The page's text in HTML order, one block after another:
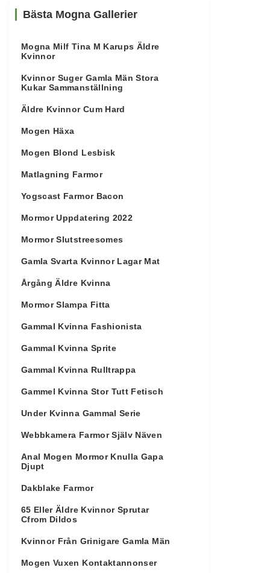
Bästa Mogna Gallerier
Mogna Milf Tina M Karups Äldre
Kvinnor
Kvinnor Suger Gamla Män Stora
Kukar Sammanställning
Äldre Kvinnor Cum Hard
Mogen Häxa
Mogen Blond Lesbisk
Matlagning Farmor
Yogscast Farmor Bacon
Mormor Uppdatering 2022
Mormor Slutstreesomes
Gamla Svarta Kvinnor Lagar Mat
Årgång Äldre Kvinna
Mormor Slampa Fitta
Gammal Kvinna Fashionista
Gammal Kvinna Sprite
Gammal Kvinna Rulltrappa
Gammel Kvinna Stor Tutt Fetisch
Under Kvinna Gammal Serie
Webbkamera Farmor Själv Näven
Anal Mogen Mormor Knulla Gapa
Djupt
Dakblake Farmor
65 Eller Äldre Kvinnor Sprutar
Cfrom Dildos
Kvinnor Från Grinigare Gamla Män
Mogen Vuxen Kontaktannonser